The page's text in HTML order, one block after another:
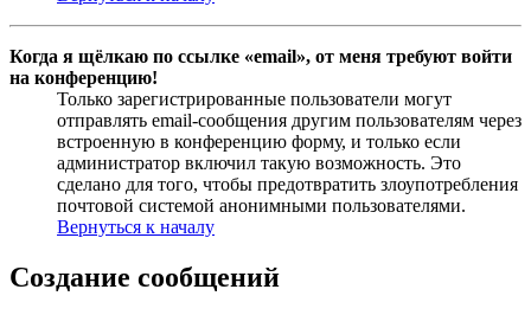
Когда я щёлкаю по ссылке «email», от меня требуют войти
на конференцию!
Только зарегистрированные пользователи могут
отправлять email-сообщения другим пользователям через
встроенную в конференцию форму, и только если
администратор включил такую возможность. Это
сделано для того, чтобы предотвратить злоупотребления
почтовой системой анонимными пользователями.
Вернуться к началу
Создание сообщений